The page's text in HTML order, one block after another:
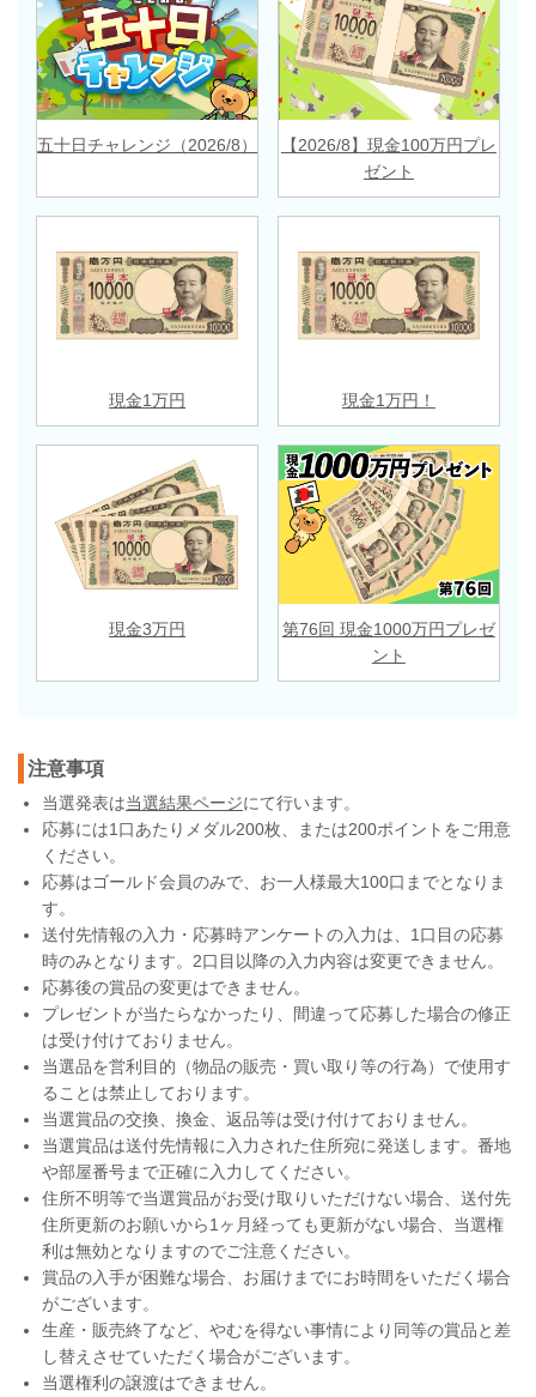
五十日チャレンジ（2026/8）
【2026/8】現金100万円プレ
ゼント
現金1万円 現金1万円！
現金3万円
第76回 現金1000万円プレゼ
ント
注意事項
当選発表は当選結果ページにて行います。
応募には1口あたりメダル200枚、または200ポイントをご用意
ください。
応募はゴールド会員のみで、お一人様最大100口までとなりま
す。
送付先情報の入力・応募時アンケートの入力は、1口目の応募
時のみとなります。2口目以降の入力内容は変更できません。
応募後の賞品の変更はできません。
プレゼントが当たらなかったり、間違って応募した場合の修正
は受け付けておりません。
当選品を営利目的（物品の販売・買い取り等の行為）で使用す
ることは禁止しております。
当選賞品の交換、換金、返品等は受け付けておりません。
当選賞品は送付先情報に入力された住所宛に発送します。番地
や部屋番号まで正確に入力してください。
住所不明等で当選賞品がお受け取りいただけない場合、送付先
住所更新のお願いから1ヶ月経っても更新がない場合、当選権
利は無効となりますのでご注意ください。
賞品の入手が困難な場合、お届けまでにお時間をいただく場合
がございます。
生産・販売終了など、やむを得ない事情により同等の賞品と差
し替えさせていただく場合がございます。
当選権利の譲渡はできません。